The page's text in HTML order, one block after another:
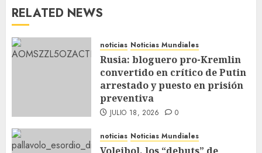
RELATED NEWS
noticias Noticias Mundiales
Rusia: bloguero pro-Kremlin
convertido en crítico de Putin
arrestado y puesto en prisión
preventiva
JULIO 18, 2026 0
noticias Noticias Mundiales